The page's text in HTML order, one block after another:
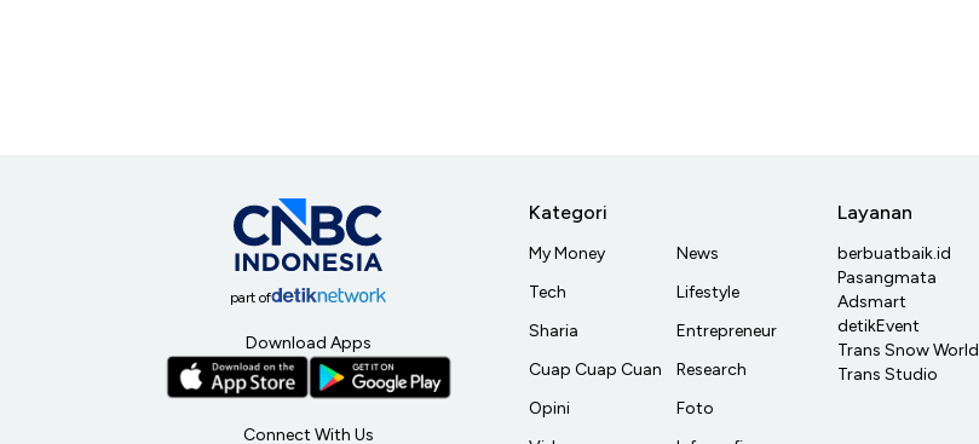
part of
Download Apps
Connect With Us
Kategori
My Money
Tech
Sharia
Cuap Cuap Cuan
Opini
News
Lifestyle
Entrepreneur
Research
Foto
Layanan
berbuatbaik.id
Pasangmata
Adsmart
detikEvent
Trans Snow World
Trans Studio